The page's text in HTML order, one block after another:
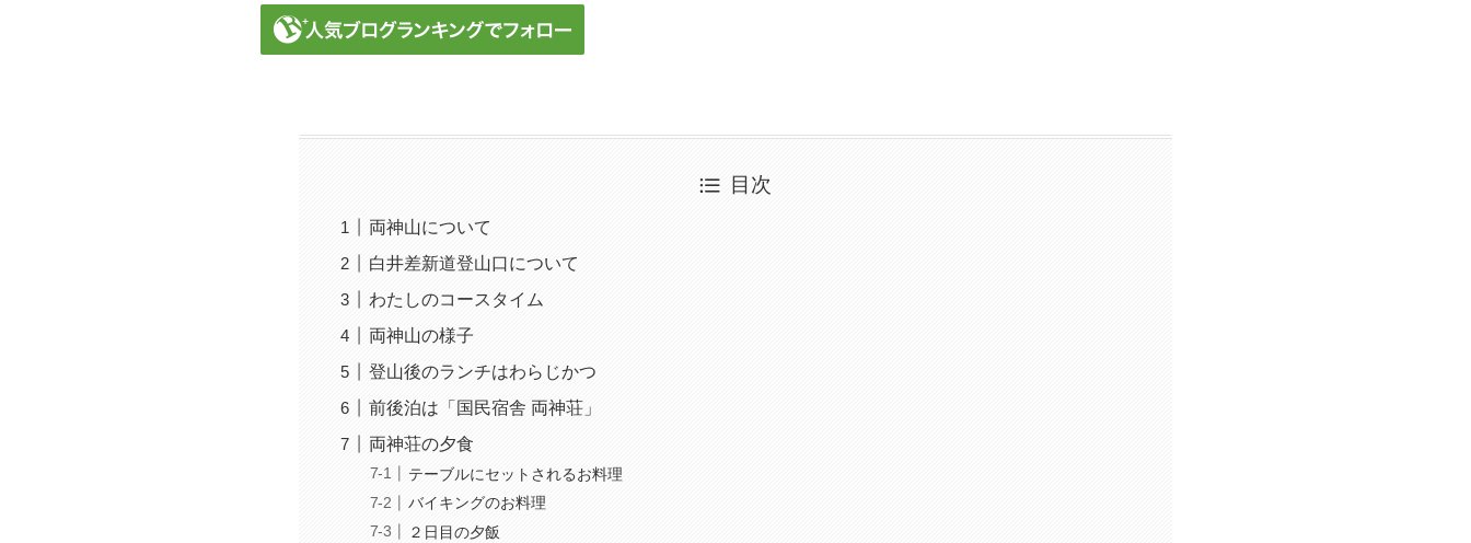
目次
両神山について
白井差新道登山口について
わたしのコースタイム
両神山の様子
登山後のランチはわらじかつ
前後泊は「国民宿舎 両神荘」
両神荘の夕食
テーブルにセットされるお料理
バイキングのお料理
２日目の夕飯